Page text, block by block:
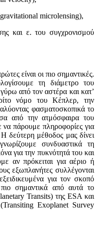
microlensing),
και ε. του συγχρονισμού
είναι οι πιο σημαντικές.
τη διάμετρο του
από τον αστέρα και κατ’
νόμο του Κέπλερ, την
φασματοσκοπικά το
από την ατμόσφαιρα του
πάρουμε πληροφορίες για
δεύτερη μέθοδος μας δίνει
συνδυαστικά τη
για την πυκνότητά του και
αν πρόκειται για αέριο ή
εξωπλανήτες συλλέγονται
για τον σκοπό
σημαντικά από αυτά το
Transits) της ESA και
(Transiting Exoplanet Survey